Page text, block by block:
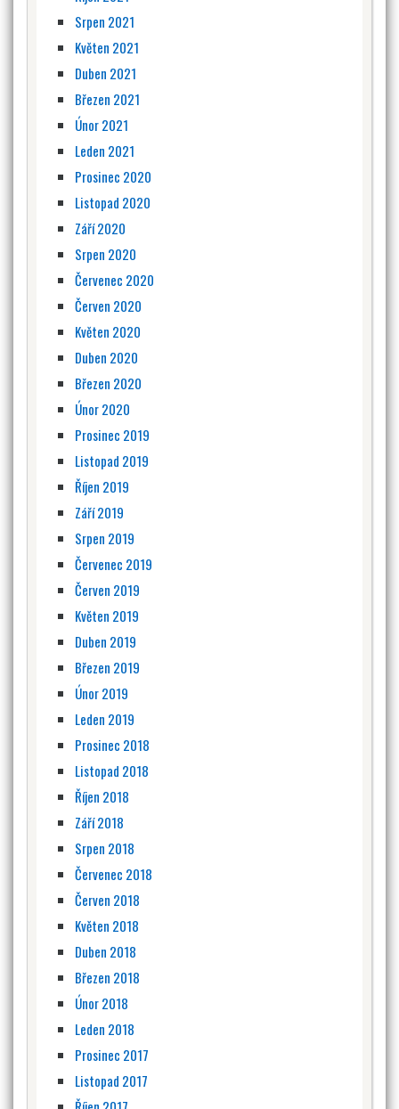
Srpen 2021
Květen 2021
Duben 2021
Březen 2021
Únor 2021
Leden 2021
Prosinec 2020
Listopad 2020
Září 2020
Srpen 2020
Červenec 2020
Červen 2020
Květen 2020
Duben 2020
Březen 2020
Únor 2020
Prosinec 2019
Listopad 2019
Říjen 2019
Září 2019
Srpen 2019
Červenec 2019
Červen 2019
Květen 2019
Duben 2019
Březen 2019
Únor 2019
Leden 2019
Prosinec 2018
Listopad 2018
Říjen 2018
Září 2018
Srpen 2018
Červenec 2018
Červen 2018
Květen 2018
Duben 2018
Březen 2018
Únor 2018
Leden 2018
Prosinec 2017
Listopad 2017